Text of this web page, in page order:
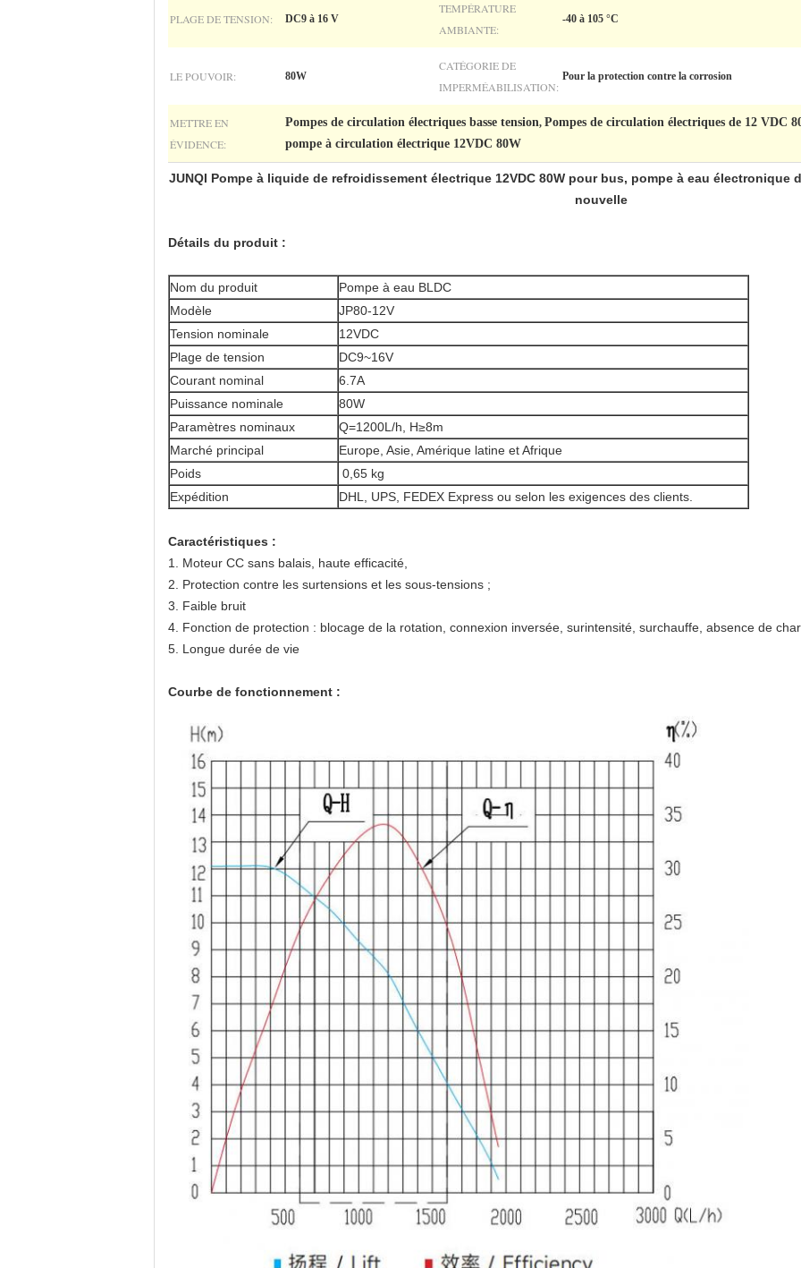
PLAGE DE TENSION: DC9 à 16 V
TEMPÉRATURE
AMBIANTE:
-40 à 105 °C
LE POUVOIR: 80W
CATÉGORIE DE
IMPERMÉABILISATION:
Pour la protection contre la corrosion
METTRE EN
ÉVIDENCE:
Pompes de circulation électriques basse tension, Pompes de circulation électriques de 12 VDC
pompe à circulation électrique 12VDC 80W
JUNQI Pompe à liquide de refroidissement électrique 12VDC 80W pour bus, pompe à eau
nouvelle
Détails du produit :
Nom du produit
Pompe à eau BLDC
Modèle
JP80-12V
Tension nominale
12VDC
Plage de tension
DC9~16V
Courant nominal
6.7A
Puissance nominale
80W
Paramètres nominaux
Q=1200L/h, H≥8m
Marché principal
Europe, Asie, Amérique latine et Afrique
Poids
0,65 kg
Expédition
DHL, UPS, FEDEX Express ou selon les exigences des clients.
Caractéristiques :
1. Moteur CC sans balais, haute efficacité,
2. Protection contre les surtensions et les sous-tensions ;
3. Faible bruit
4. Fonction de protection : blocage de la rotation, connexion inversée, surintensité, surchauffe, absence de
5. Longue durée de vie
Courbe de fonctionnement :